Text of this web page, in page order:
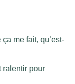
me fait, qu’est-
ralentir pour